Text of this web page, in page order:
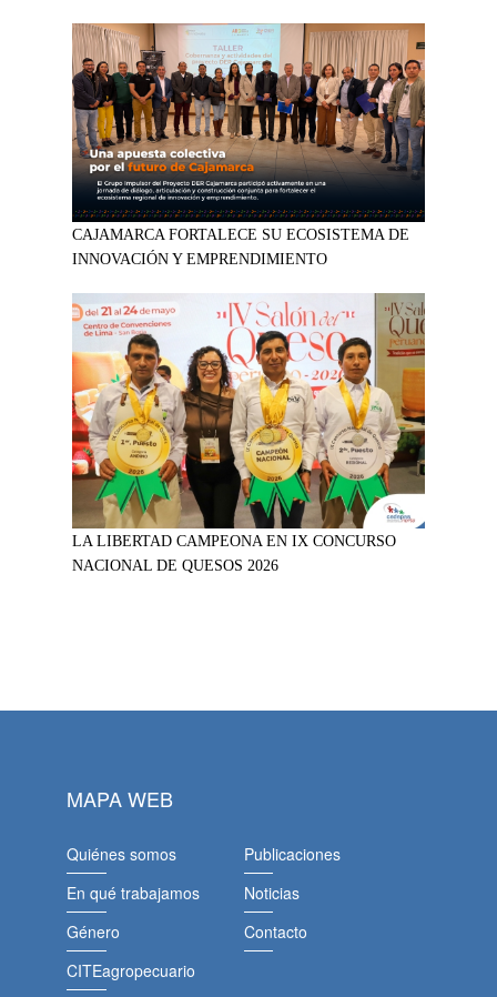
CAJAMARCA FORTALECE SU ECOSISTEMA DE
INNOVACIÓN Y EMPRENDIMIENTO
LA LIBERTAD CAMPEONA EN IX CONCURSO
NACIONAL DE QUESOS 2026
MAPA WEB
Quiénes somos
En qué trabajamos
Género
CITEagropecuario
Publicaciones
Noticias
Contacto